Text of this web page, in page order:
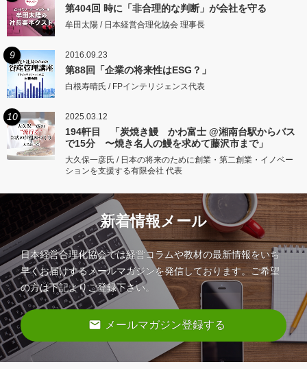
第404回 時に「非合理的な判断」が会社を守る
牟田太陽 / 日本経営合理化協会 理事長
9 2016.09.23
第88回「企業の将来性はESG？」
白根寿晴氏 / FPインテリジェンス代表
10 2025.03.12
194軒目 「炭焼き鰻 かわ富士 @湘南台駅からバス
で15分 〜焼き名人の鰻を求めて藤沢市まで」
大久保一彦氏 / 日本の将来のために創業・第二創業・イノベー
ションを支援する有限会社 代表
新着情報メール
日本経営合理化協会では経営コラムや教材の最新情報をいち
早くお届けするメールマガジンを発信しております。ご希望
の方は下記よりご登録下さい。
email メールマガジン登録する